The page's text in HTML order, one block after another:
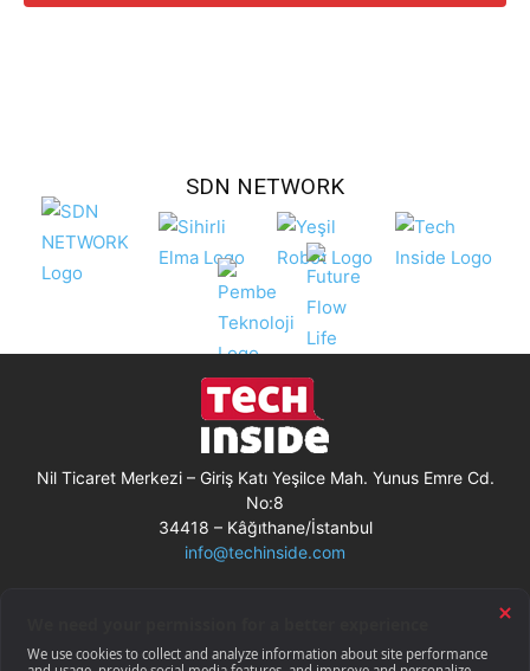
SDN NETWORK
Nil Ticaret Merkezi – Giriş Katı Yeşilce Mah. Yunus Emre Cd.
No:8
34418 – Kâğıthane/İstanbul
info@techinside.com
Gizlilik Bildirimi